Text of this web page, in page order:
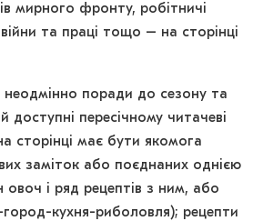
мирного фронту, робітничі
війни та праці тощо – на сторінці
поради до сезону та
доступні пересічному читачеві
сторінці має бути якомога
заміток або поєднаних однією
і ряд рецептів з ним, або
кухня-риболовля); рецепти